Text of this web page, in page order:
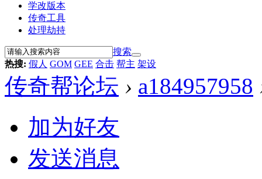
学改版本
传奇工具
处理劫持
搜索
热搜: 假人 GOM GEE 合击 帮主 架设
传奇帮论坛 › a184957958
加为好友
发送消息